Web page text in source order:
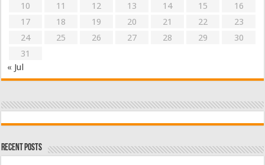
10
11 12 13 14 15
16
17
18 19 20 21 22
23
24
25 26 27 28 29
30
31
« Jul
Recent Posts